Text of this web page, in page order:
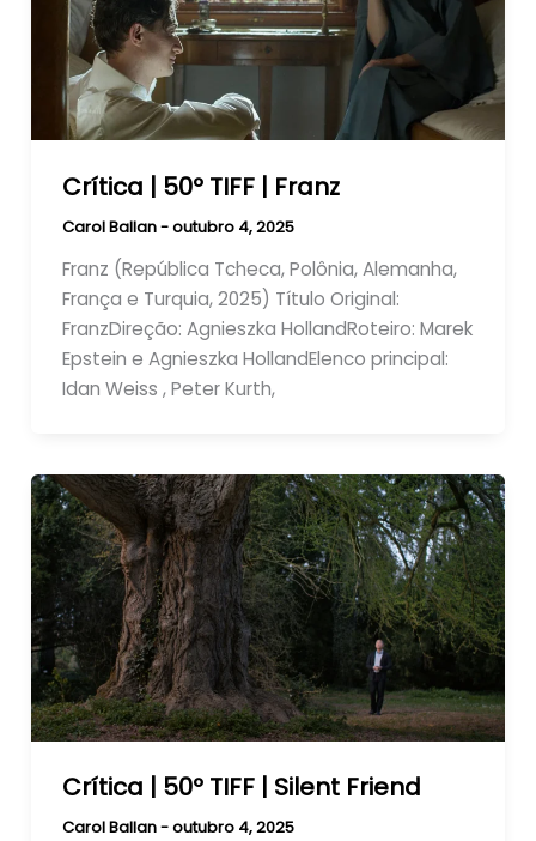
Crítica | 50º TIFF | Franz
Carol Ballan-outubro 4, 2025
Franz (República Tcheca, Polônia, Alemanha,
França e Turquia, 2025) Título Original:
FranzDireção: Agnieszka HollandRoteiro: Marek
Epstein e Agnieszka HollandElenco principal:
Idan Weiss , Peter Kurth,
Crítica | 50º TIFF | Silent Friend
Carol Ballan-outubro 4, 2025